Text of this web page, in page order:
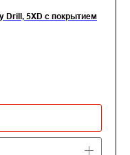
Drill, 5XD с покрытием